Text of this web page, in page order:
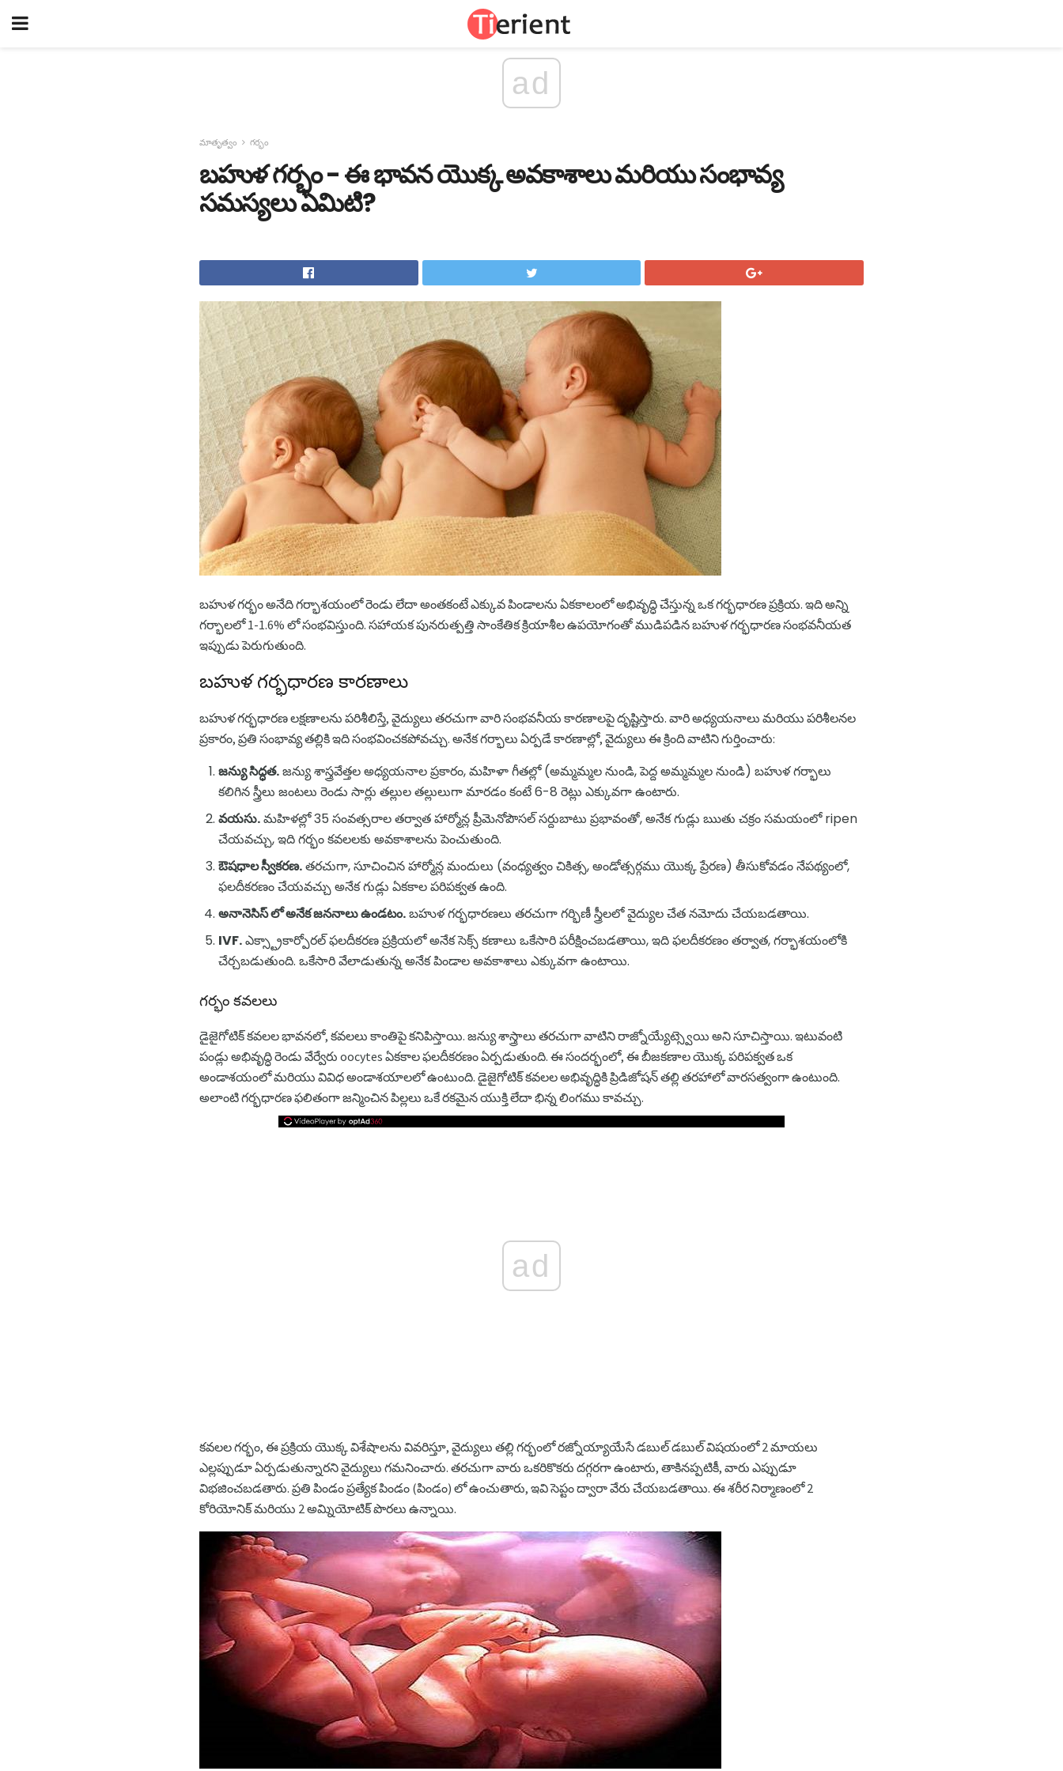
ad
మాతృత్వం గర్భం
బహుళ గర్భం - ఈ భావన యొక్క అవకాశాలు మరియు సంభావ్య
సమస్యలు ఏమిటి?
బహుళ గర్భం అనేది గర్భాశయంలో రెండు లేదా అంతకంటే ఎక్కువ పిండాలను ఏకకాలంలో అభివృద్ధి చేస్తున్న ఒక గర్భధారణ ప్రక్రియ. ఇది అన్ని
గర్భాలలో 1-1.6% లో సంభవిస్తుంది. సహాయక పునరుత్పత్తి సాంకేతిక క్రియాశీల ఉపయోగంతో ముడిపడిన బహుళ గర్భధారణ సంభవనీయత
ఇప్పుడు పెరుగుతుంది.
బహుళ గర్భధారణ కారణాలు
బహుళ గర్భధారణ లక్షణాలను పరిశీలిస్తే, వైద్యులు తరచుగా వారి సంభవనీయ కారణాలపై దృష్టిస్తారు. వారి అధ్యయనాలు మరియు పరిశీలనల
ప్రకారం, ప్రతి సంభావ్య తల్లికి ఇది సంభవించకపోవచ్చు. అనేక గర్భాలు ఏర్పడే కారణాల్లో, వైద్యులు ఈ క్రింది వాటిని గుర్తించారు:
జన్యు సిద్ధత.జన్యు శాస్త్రవేత్తల అధ్యయనాల ప్రకారం, మహిళా గీతల్లో (అమ్మమ్మల నుండి, పెద్ద అమ్మమ్మల నుండి) బహుళ గర్భాలు
కలిగిన స్త్రీలు జంటలు రెండు సార్లు తల్లుల తల్లులుగా మారడం కంటే 6-8 రెట్లు ఎక్కువగా ఉంటారు.
వయసు.మహిళల్లో 35 సంవత్సరాల తర్వాత హార్మోన్ల ప్రీమెనోపౌసల్ సర్దుబాటు ప్రభావంతో, అనేక గుడ్లు ఋతు చక్రం సమయంలో ripen
చేయవచ్చు, ఇది గర్భం కవలలకు అవకాశాలను పెంచుతుంది.
ఔషధాల స్వీకరణ.తరచుగా, సూచించిన హార్మోన్ల మందులు (వంధ్యత్వం చికిత్స, అండోత్సర్గము యొక్క ప్రేరణ) తీసుకోవడం నేపథ్యంలో,
ఫలదీకరణం చేయవచ్చు అనేక గుడ్లు ఏకకాల పరిపక్వత ఉంది.
అనానెసిస్ లో అనేక జననాలు ఉండటం.బహుళ గర్భధారణలు తరచుగా గర్భిణీ స్త్రీలలో వైద్యుల చేత నమోదు చేయబడతాయి.
IVF.ఎక్స్ట్రాకార్పోరల్ ఫలదీకరణ ప్రక్రియలో అనేక సెక్స్ కణాలు ఒకేసారి పరీక్షించబడతాయి, ఇది ఫలదీకరణం తర్వాత, గర్భాశయంలోకి
చేర్చబడుతుంది. ఒకేసారి వేలాడుతున్న అనేక పిండాల అవకాశాలు ఎక్కువగా ఉంటాయి.
గర్భం కవలలు
డైజైగోటిక్ కవలల భావనలో, కవలలు కాంతిపై కనిపిస్తాయి. జన్యు శాస్త్రాలు తరచుగా వాటిని రాజ్నోయ్యేట్స్వెయి అని సూచిస్తాయి. ఇటువంటి
పండ్లు అభివృద్ధి రెండు వేర్వేరు oocytes ఏకకాల ఫలదీకరణం ఏర్పడుతుంది. ఈ సందర్భంలో, ఈ బీజకణాల యొక్క పరిపక్వత ఒక
అండాశయంలో మరియు వివిధ అండాశయాలలో ఉంటుంది. డైజైగోటిక్ కవలల అభివృద్ధికి ప్రిడిజోషన్ తల్లి తరహాలో వారసత్వంగా ఉంటుంది.
అలాంటి గర్భధారణ ఫలితంగా జన్మించిన పిల్లలు ఒకే రకమైన యుక్తి లేదా భిన్న లింగము కావచ్చు.
ad
కవలల గర్భం, ఈ ప్రక్రియ యొక్క విశేషాలను వివరిస్తూ, వైద్యులు తల్లి గర్భంలో రజ్నోయ్యాయేసే డబుల్ డబుల్ విషయంలో 2 మాయలు
ఎల్లప్పుడూ ఏర్పడుతున్నారని వైద్యులు గమనించారు. తరచుగా వారు ఒకరికొకరు దగ్గరగా ఉంటారు, తాకినప్పటికీ, వారు ఎప్పుడూ
విభజించబడతారు. ప్రతి పిండం ప్రత్యేక పిండం (పిండం) లో ఉంచుతారు, ఇవి సెప్టం ద్వారా వేరు చేయబడతాయి. ఈ శరీర నిర్మాణంలో 2
కోరియోనిక్ మరియు 2 అమ్నియోటిక్ పొరలు ఉన్నాయి.